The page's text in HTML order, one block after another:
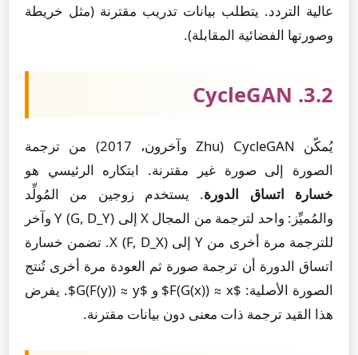
عالية التردد. يتطلب بيانات تدريب مقترنة (مثل خريطة
وصورتها الفضائية المقابلة).
3.2. CycleGAN
يُمكّن CycleGAN (Zhu وآخرون، 2017) من ترجمة
الصورة إلى صورة غير مقترنة. ابتكاره الرئيسي هو
خسارة اتساق الدورة. يستخدم زوجين من المُولِّد
والمُميِّز: واحد لترجمة من المجال X إلى Y (G, D_Y) وآخر
للترجمة مرة أخرى من Y إلى X (F, D_X). تضمن خسارة
اتساق الدورة أن ترجمة صورة ثم العودة مرة أخرى تُنتج
الصورة الأصلية: $F(G(x)) ≈ x$ و $G(F(y)) ≈ y$. يفرض
هذا القيد ترجمة ذات معنى دون بيانات مقترنة.